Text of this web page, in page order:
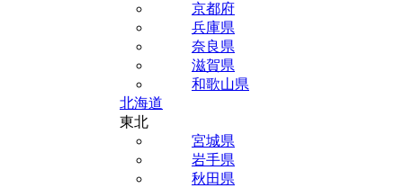
京都府
兵庫県
奈良県
滋賀県
和歌山県
北海道
東北
宮城県
岩手県
秋田県